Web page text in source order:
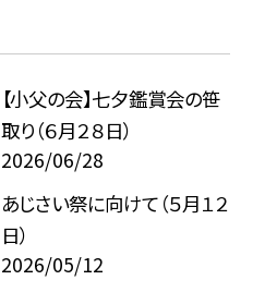
【小父の会】七夕鑑賞会の笹
取り（６月２８日）
2026/06/28
あじさい祭に向けて（５月１２
日）
2026/05/12